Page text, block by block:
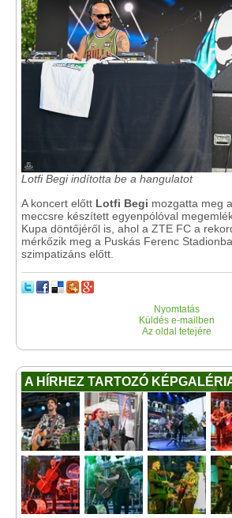
Lotfi Begi indította be a hangulatot
A koncert előtt Lotfi Begi mozgatta meg
meccsre készített egyenpólóval
Kupa döntőjéről is, ahol a ZTE FC a
mérkőzik meg a Puskás Ferenc
szimpatizáns előtt.
Nyomtatás
Küldés e-mailben
Az oldal tetejére
A HÍRHEZ TARTOZÓ